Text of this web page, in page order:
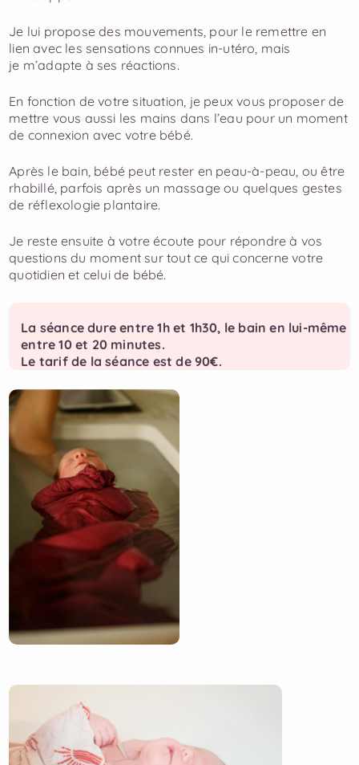
Je lui propose des mouvements, pour le remettre en
lien avec les ​sensations connues in-utéro, mais
je m’adapte à ses réactions.
En fonction de votre situation, je peux vous proposer de
mettre vous aussi ​les mains dans l’eau pour un moment
de connexion avec votre bébé.
Après le bain, bébé peut rester en peau-à-peau, ou être
rhabillé, parfois ​après un massage ou quelques gestes
de réflexologie plantaire.
Je reste ensuite à votre écoute pour répondre à vos
questions du ​moment sur tout ce qui concerne votre
quotidien et celui de bébé.
La séance dure entre 1h et 1h30, le bain en lui-même
entre 10 et 20 minutes.
Le tarif de la séance est de 90€.